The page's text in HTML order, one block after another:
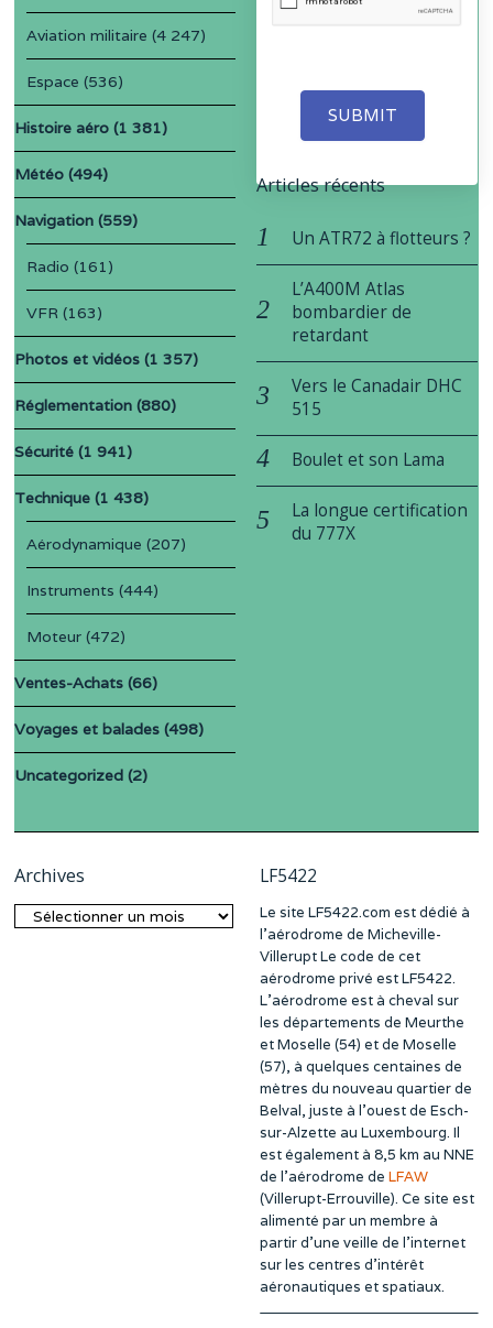
SUBMIT
Aviation militaire (4 247)
Espace (536)
Histoire aéro (1 381)
Météo (494)
Navigation (559)
Radio (161)
VFR (163)
Photos et vidéos (1 357)
Réglementation (880)
Sécurité (1 941)
Technique (1 438)
Aérodynamique (207)
Instruments (444)
Moteur (472)
Ventes-Achats (66)
Voyages et balades (498)
Uncategorized (2)
Articles récents
Un ATR72 à flotteurs ?
L’A400M Atlas
bombardier de
retardant
Vers le Canadair DHC
515
Boulet et son Lama
La longue certification
du 777X
Archives
Archives
LF5422
Le site LF5422.com est dédié à
l’aérodrome de Micheville-
Villerupt Le code de cet
aérodrome privé est LF5422.
L’aérodrome est à cheval sur
les départements de Meurthe
et Moselle (54) et de Moselle
(57), à quelques centaines de
mètres du nouveau quartier de
Belval, juste à l’ouest de Esch-
sur-Alzette au Luxembourg. Il
est également à 8,5 km au NNE
de l’aérodrome de LFAW
(Villerupt-Errouville). Ce site est
alimenté par un membre à
partir d’une veille de l’internet
sur les centres d’intérêt
aéronautiques et spatiaux.